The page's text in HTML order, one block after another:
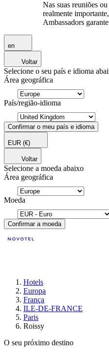
Nas suas reuniões
realmente
Ambassadors
en
Voltar
Selecione o seu país e idioma
Área geográfica
País/região-idioma
Confirmar o meu país e idioma
EUR (€)
Voltar
Selecione a moeda abaixo
Área geográfica
Moeda
Confirmar a moeda
Hotels
Europa
França
ILE-DE-FRANCE
Paris
Roissy
O seu próximo destino